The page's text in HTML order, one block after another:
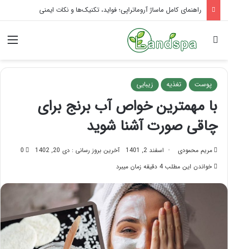
تاثیر ماساژ بر افسردگی؛ با ماساژ درمانی افسردگی را درمان کنید!
جستجو برای
پوست تغذیه زیبایی
با مهمترین خواص آب برنج برای
چاقی صورت آشنا شوید
مریم محمودی اسفند 2, 1401 آخرین بروز رسانی : دی 20, 1402
0
خواندن این مطلب 4 دقیقه زمان میبرد